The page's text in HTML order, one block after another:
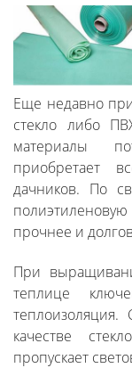
Еще недавно
стекло либо
материалы
приобретает
дачников. По
прочнее и
При
теплице
теплоизоляция.
качестве
пропускает